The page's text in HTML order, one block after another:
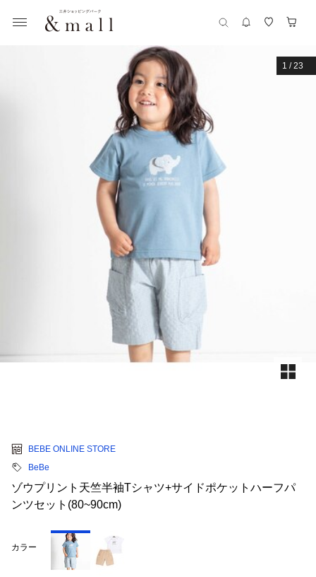
1 /23
BEBE ONLINE STORE
BeBe
ゾウプリント天竺半袖Tシャツ+サイドポケットハーフパ
ンツセット(80~90cm)
カラー